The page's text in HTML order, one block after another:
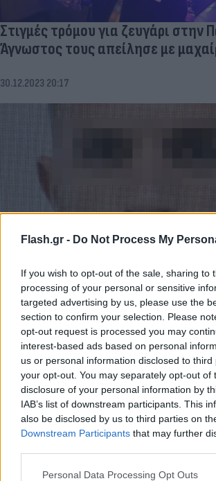
Flash.gr - Do Not Process My
If you wish to opt-out of the sale, sharing to
processing of your personal or sensitive
targeted advertising by us, please use the
section to confirm your selection. Please
opt-out request is processed you may
interest-based ads based on personal
us or personal information disclosed to
your opt-out. You may separately opt-out of
disclosure of your personal information by
IAB’s list of downstream participants. This
also be disclosed by us to third parties on
Downstream Participants that may further
Please note that this website/app uses one
Personal Data Processing Opt Outs
Στιγμές τρόμου για ζευγάρι στην
Άγνωστος τους απείλησε με
30.12.2023 20:17
Κεφαλονιά: Ενεργειακό ποτό και…
«πρόδωσαν» τους δύο ληστές
30.12.2023 19:29